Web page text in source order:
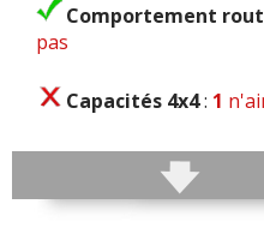
Comportement
pas
Capacités 4x4: 1
Roulis:3n'aiment